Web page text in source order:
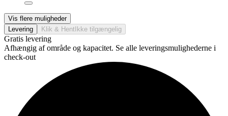
Vis flere muligheder
Levering
Klik & Hent Ikke tilgængelig
Gratis levering
Afhængig af område og kapacitet. Se alle leveringsmulighederne i
check-out